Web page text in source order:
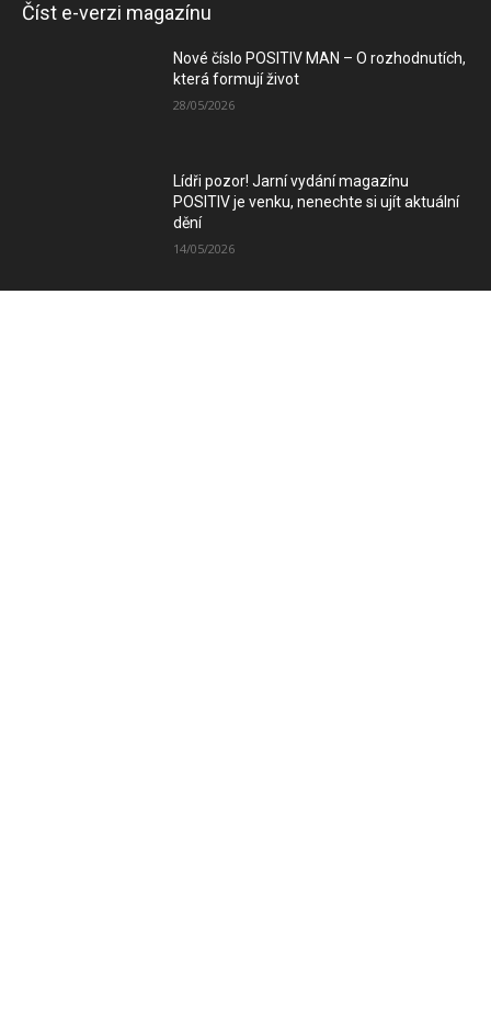
Číst e-verzi magazínu
Nové číslo POSITIV MAN – O rozhodnutích,
která formují život
28/05/2026
Lídři pozor! Jarní vydání magazínu
POSITIV je venku, nenechte si ujít aktuální
dění
14/05/2026